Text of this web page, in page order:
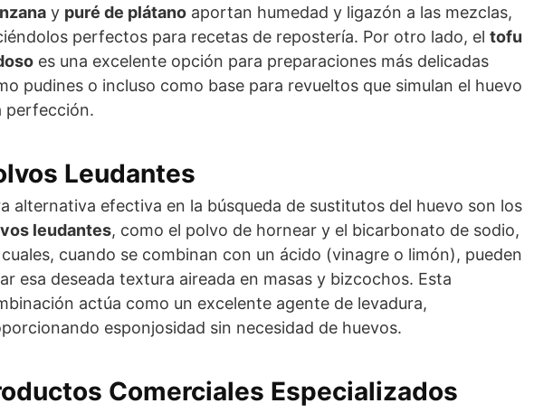
y puré de plátano aportan humedad y ligazón a las mezclas,
perfectos para recetas de repostería. Por otro lado, el tofu
es una excelente opción para preparaciones más delicadas
pudines o incluso como base para revueltos que simulan el huevo
perfección.
Leudantes
alternativa efectiva en la búsqueda de sustitutos del huevo son los
leudantes, como el polvo de hornear y el bicarbonato de sodio,
cuando se combinan con un ácido (vinagre o limón), pueden
esa deseada textura aireada en masas y bizcochos. Esta
actúa como un excelente agente de levadura,
esponjosidad sin necesidad de huevos.
Comerciales Especializados